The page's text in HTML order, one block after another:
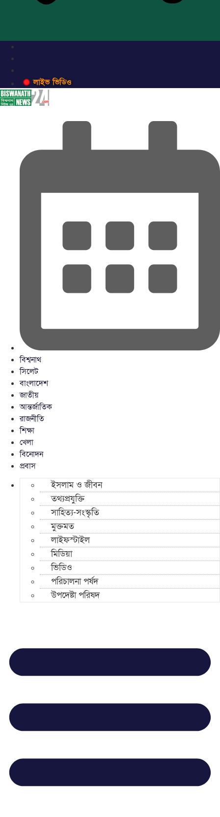
লাইভ ভিডিও
বিশ্বনাথ
সিলেট
বাংলাদেশ
জাতীয়
আন্তর্জাতিক
রাজনীতি
শিক্ষা
খেলা
বিনোদন
প্রবাস
ইসলাম ও জীবন
তথ্যপ্রযুক্তি
সাহিত্য-সংস্কৃতি
মুক্তমত
লাইফস্টাইল
মিডিয়া
ভিডিও
পরিচালনা পর্ষদ
উপদেষ্টা পরিষদ